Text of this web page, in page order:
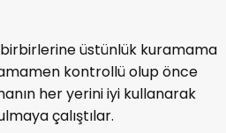
birbirlerine üstünlük kuramama
kontrollü olup önce
her yerini iyi kullanarak
çalıştılar.